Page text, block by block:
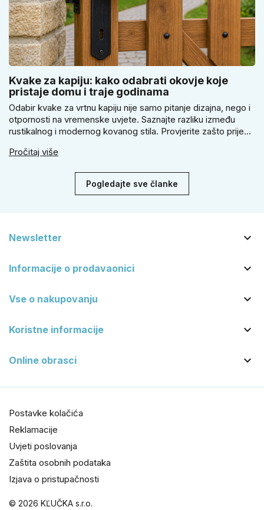
Kvake za kapiju: kako odabrati okovje koje
pristaje domu i traje godinama
Odabir kvake za vrtnu kapiju nije samo pitanje dizajna, nego i
otpornosti na vremenske uvjete. Saznajte razliku između
rustikalnog i modernog kovanog stila. Provjerite zašto prije
se zbog veće sigurnosti isplati odabrati kvaku s kuglom za
Pročitaj više
Pogledajte sve članke
Newsletter 
Informacije o prodavaonici 
Vse o nakupovanju 
Koristne informacije 
Online obrasci 
© 2026 KĽUČKA s.r.o.
Postavke kolačića
Reklamacije
Uvjeti poslovanja
Zaštita osobnih podataka
Izjava o pristupačnosti